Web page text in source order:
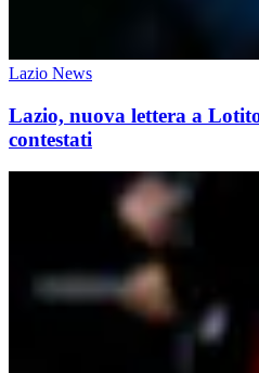
Lazio News
Lazio, nuova lettera a
contestati